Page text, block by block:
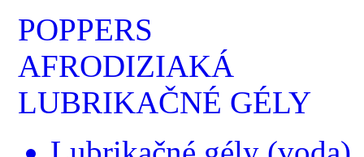
POPPERS
AFRODIZIAKÁ
LUBRIKAČNÉ GÉLY